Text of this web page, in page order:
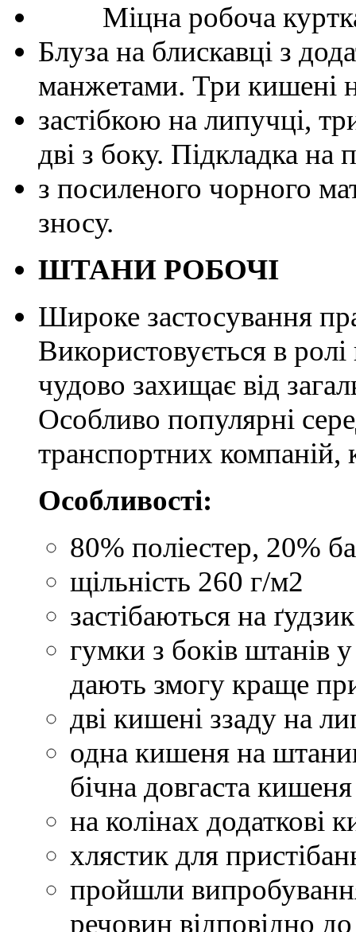
Міцна робоча куртка
Блуза на блискавці з
манжетами. Три кишені
застібкою на липучці,
дві з боку. Підкладка на
з посиленого чорного
зносу.
ШТАНИ РОБОЧІ
Широке застосування
Використовується в
чудово захищає від
Особливо популярні
транспортних
Особливості:
80% поліестер, 20%
щільність 260 г/м2
застібаються на
гумки з боків штанів
дають змогу краще
дві кишені ззаду на
одна кишеня на
бічна довгаста кишеня
на колінах додаткові
хлястик для
пройшли
речовин відповідно